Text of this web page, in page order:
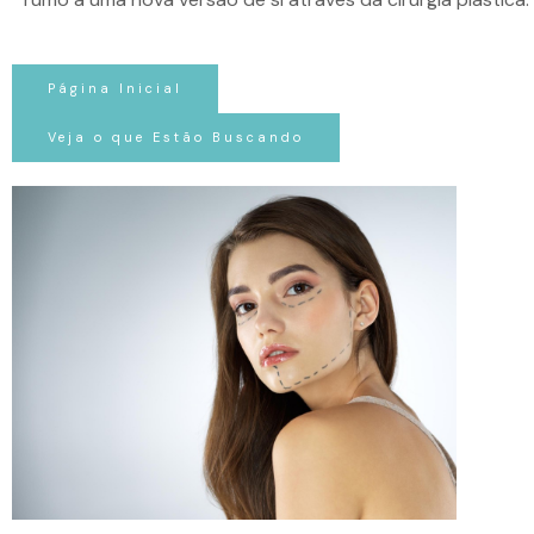
Página Inicial
Veja o que Estão Buscando